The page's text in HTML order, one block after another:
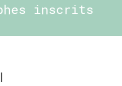
inscrits